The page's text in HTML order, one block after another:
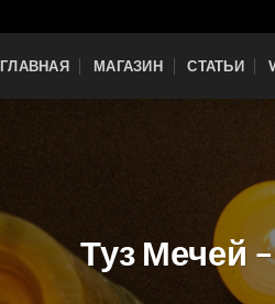
ГЛАВНАЯ МАГАЗИН СТАТЬИ
Туз Мечей